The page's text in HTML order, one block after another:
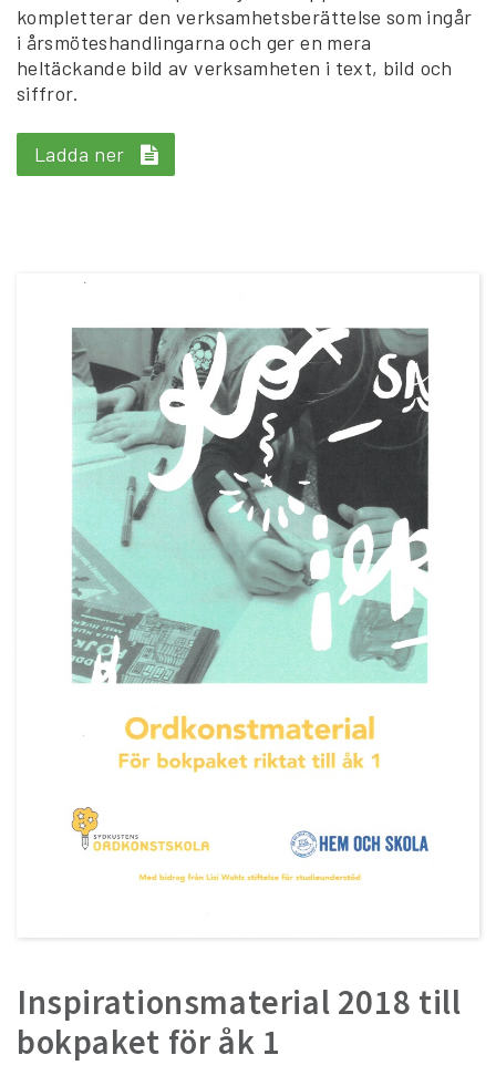
kompletterar den verksamhetsberättelse som ingår
i årsmöteshandlingarna och ger en mera
heltäckande bild av verksamheten i text, bild och
siffror.
Ladda ner
Inspirationsmaterial 2018 till
bokpaket för åk 1